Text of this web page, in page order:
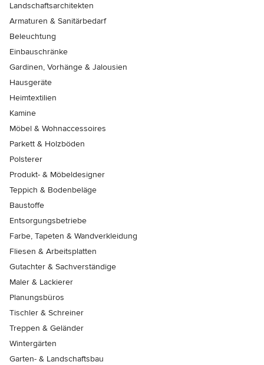
Landschaftsarchitekten
Armaturen & Sanitärbedarf
Beleuchtung
Einbauschränke
Gardinen, Vorhänge & Jalousien
Hausgeräte
Heimtextilien
Kamine
Möbel & Wohnaccessoires
Parkett & Holzböden
Polsterer
Produkt- & Möbeldesigner
Teppich & Bodenbeläge
Baustoffe
Entsorgungsbetriebe
Farbe, Tapeten & Wandverkleidung
Fliesen & Arbeitsplatten
Gutachter & Sachverständige
Maler & Lackierer
Planungsbüros
Tischler & Schreiner
Treppen & Geländer
Wintergärten
Garten- & Landschaftsbau